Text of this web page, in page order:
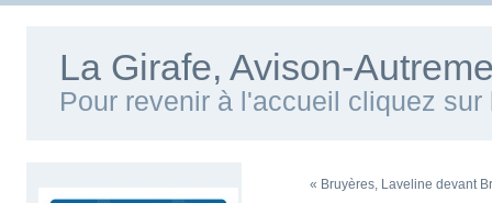
La Girafe, Avison-
Pour revenir à l'accueil cliquez sur
« Bruyères, Laveline devant